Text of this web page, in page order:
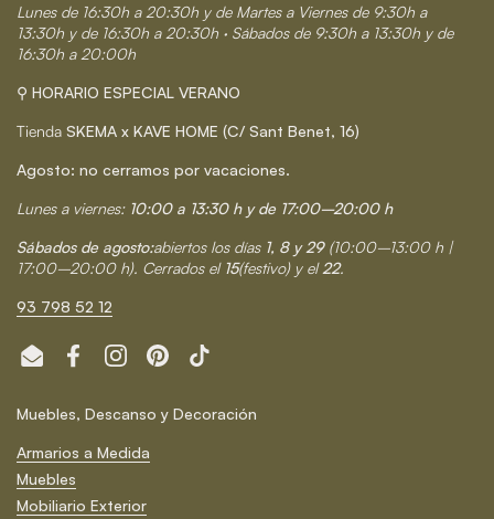
Lunes de 16:30h a 20:30h y de Martes a Viernes de 9:30h a
13:30h y de 16:30h a 20:30h · Sábados de 9:30h a 13:30h y de
16:30h a 20:00h
⚲ HORARIO ESPECIAL VERANO
Tienda SKEMA x KAVE HOME (C/ Sant Benet, 16)
Agosto: no cerramos por vacaciones.
Lunes a viernes: 10:00 a 13:30 h y de 17:00–20:00 h
Sábados de agosto:abiertos los días 1, 8 y 29 (10:00–13:00 h |
17:00–20:00 h). Cerrados el 15(festivo) y el22.
93 798 52 12
Email FacebookInstagramPinterestTikTok
Muebles, Descanso y Decoración
Armarios a Medida
Muebles
Mobiliario Exterior